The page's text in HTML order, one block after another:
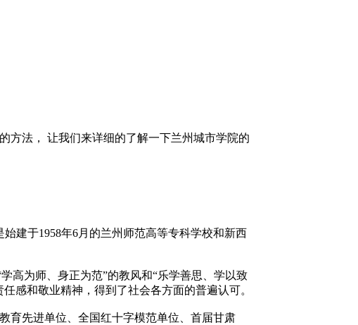
方法， 让我们来详细的了解一下兰州城市学院的
建于1958年6月的兰州师范高等专科学校和新西
高为师、身正为范”的教风和“乐学善思、学以致
感和敬业精神，得到了社会各方面的普遍认可。
育先进单位、全国红十字模范单位、首届甘肃